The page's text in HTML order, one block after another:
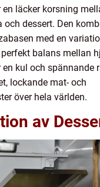
en läcker korsning
dessert. Den
med en
balans mellan
en kul och spännande
lockande mat- och
över hela världen.
av